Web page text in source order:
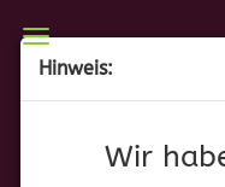
Hinweis:
Wir
Wir
zurück. Bis dahin
52956)